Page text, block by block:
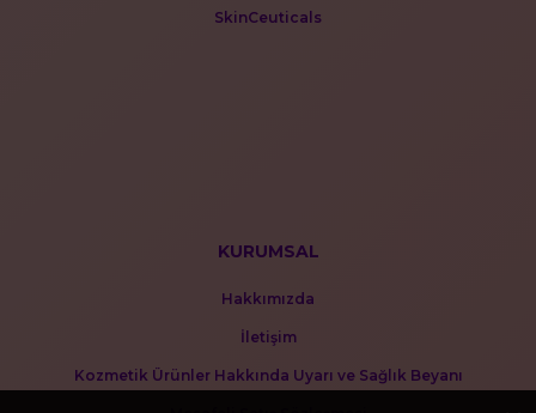
SkinCeuticals
KURUMSAL
Hakkımızda
İletişim
Kozmetik Ürünler Hakkında Uyarı ve Sağlık Beyanı